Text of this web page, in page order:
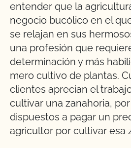
entender que la
negocio bucólico en el
se relajan en sus
una profesión que
determinación y más
mero cultivo de plantas.
clientes aprecian el
cultivar una zanahoria,
dispuestos a pagar un
agricultor por cultivar esa